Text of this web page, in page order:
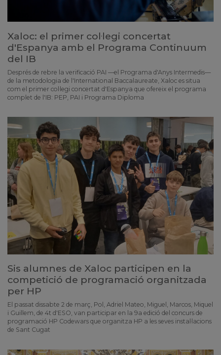
Xaloc: el primer col·legi concertat
d'Espanya amb el Programa Continuum
del IB
Després de rebre la verificació PAI —el Programa d'Anys Intermedis—
de la metodologia de l'International Baccalaureate, Xaloc es situa
com el primer col·legi concertat d'Espanya que ofereix el programa
complet de l'IB: PEP, PAI i Programa Diploma
Sis alumnes de Xaloc participen en la
competició de programació organitzada
per HP
El passat dissabte 2 de març, Pol, Adriel Mateo, Miguel, Marcos, Miquel
i Guillem, de 4t d'ESO, van participar en la 9a edició del concurs de
programació HP Codewars que organitza HP a les seves instal·lacions
de Sant Cugat